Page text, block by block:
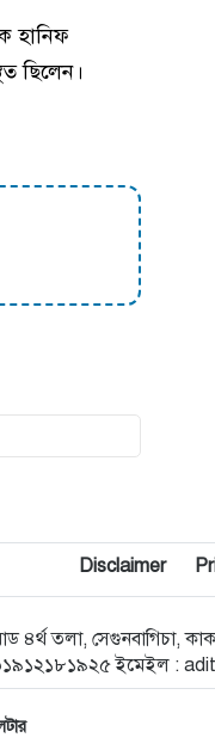
হানিফ
ছিলেন।
Disclaimer
৪র্থ তলা, সেগুনবাগিচা,
ইমেইল :